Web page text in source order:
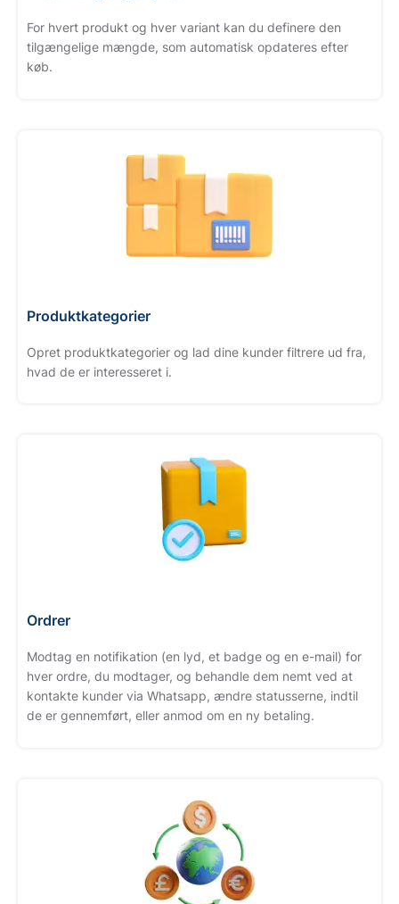
For hvert produkt og hver variant kan du definere den
tilgængelige mængde, som automatisk opdateres efter
køb.
Produktkategorier
Opret produktkategorier og lad dine kunder filtrere ud fra,
hvad de er interesseret i.
Ordrer
Modtag en notifikation (en lyd, et badge og en e-mail) for
hver ordre, du modtager, og behandle dem nemt ved at
kontakte kunder via Whatsapp, ændre statusserne, indtil
de er gennemført, eller anmod om en ny betaling.